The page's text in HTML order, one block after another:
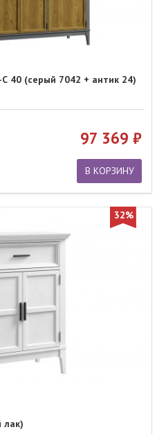
40 (серый 7042 + антик 24)
97 369
В КОРЗИНУ
32%
лак)